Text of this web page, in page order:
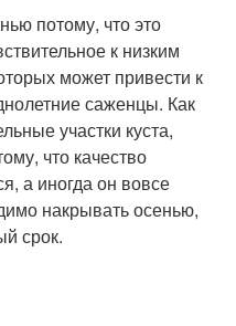
потому, что это
к низким
может привести к
саженцы. Как
участки куста,
что качество
а иногда он вовсе
накрывать осенью,
срок.